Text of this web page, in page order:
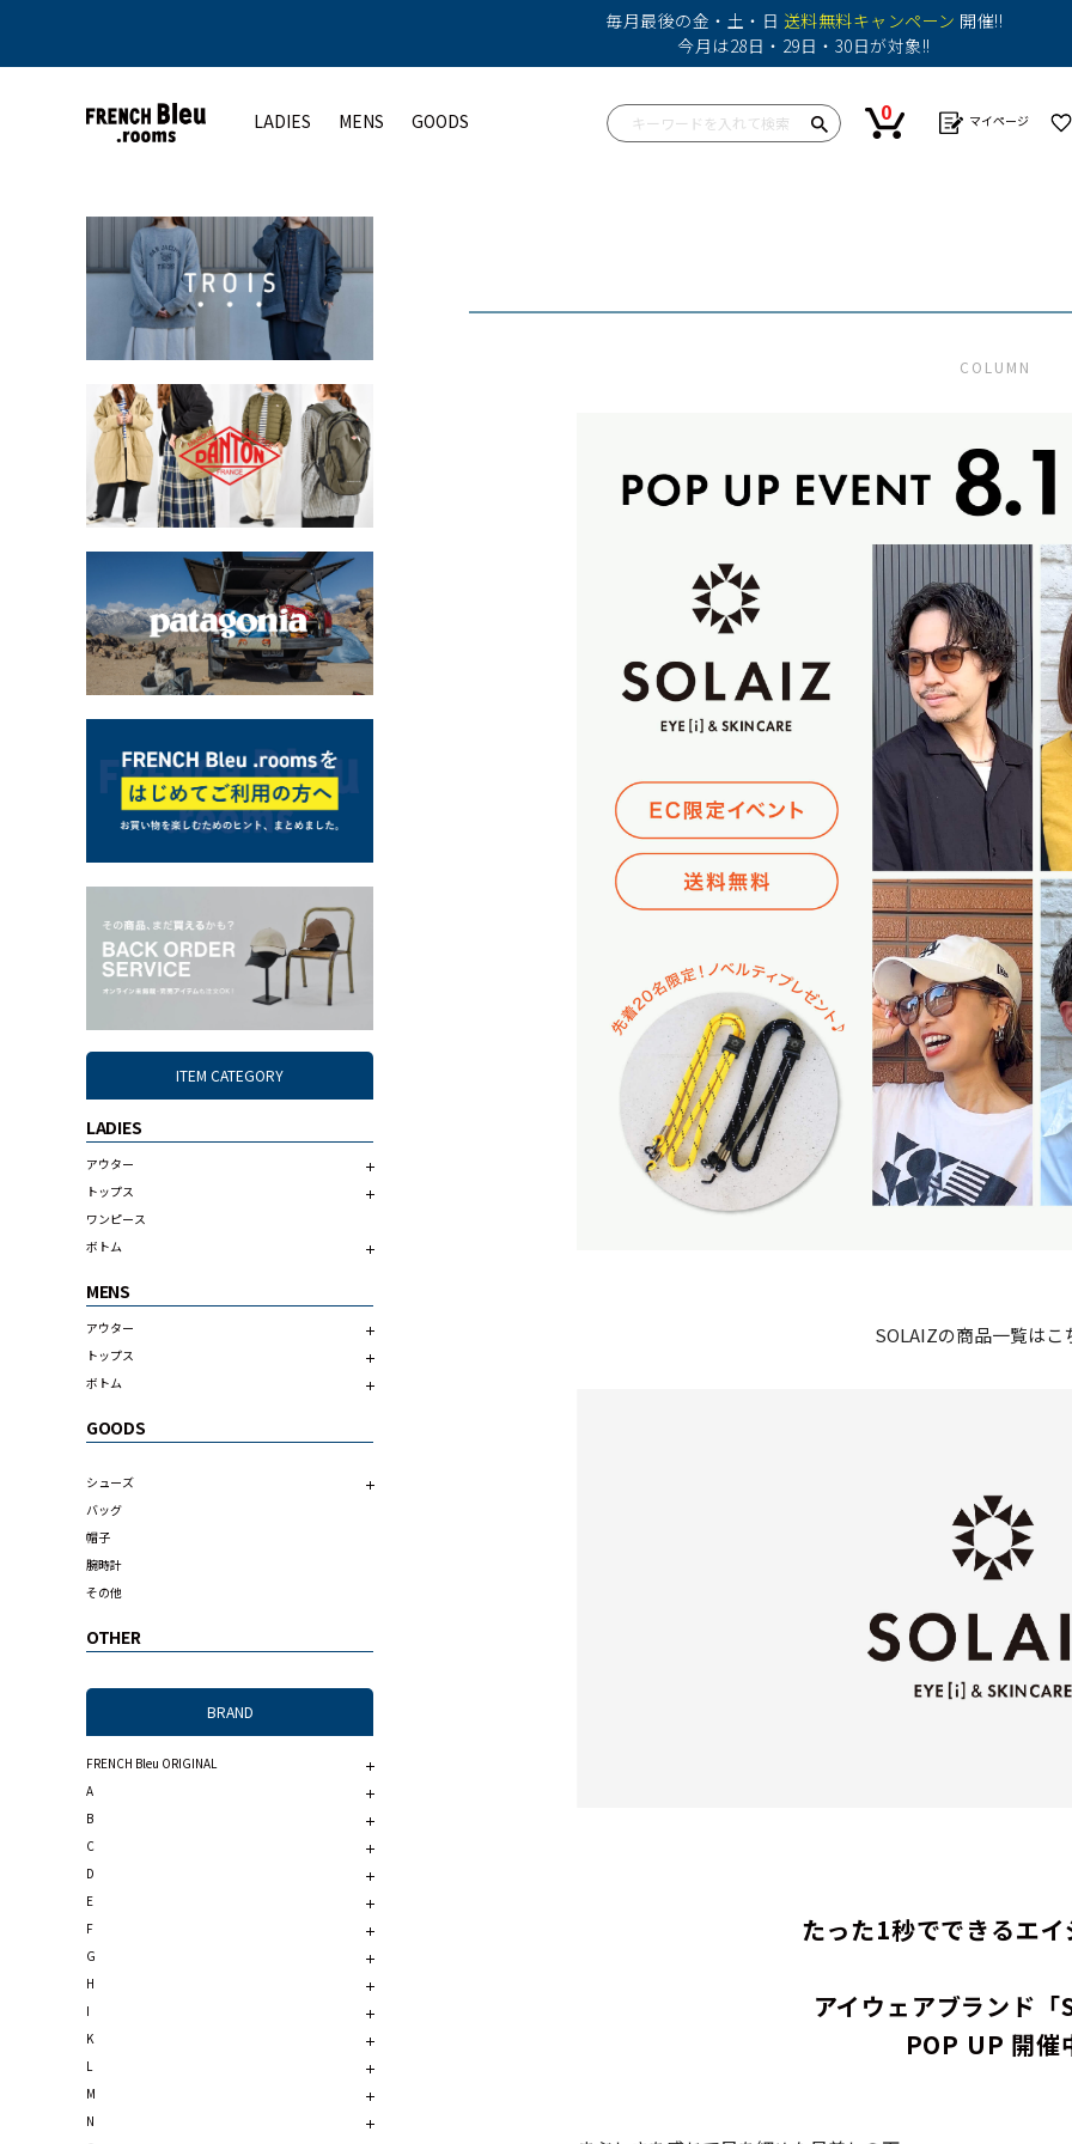
毎月最後の金・土・日 送料無料キャンペーン 開催!!
今月は28日・29日・30日が対象!!
LADIES
アウター
コート
ジャケット
ベスト
MENS
アウター
GOODS 0 マイページ
ITEM CATEGORY
LADIES
アウター
トップス
ワンピース
ボトム
MENS
アウター
トップス
ボトム
GOODS
シューズ
バッグ
帽子
腕時計
その他
OTHER
BRAND
FRENCH Bleu ORIGINAL
A
B
C
D
E
F
G
H
I
K
L
M
N
COLUMN
SOLAIZの商品一覧は
たった1秒でできるエ
アイウェアブランド
POP UP 開催